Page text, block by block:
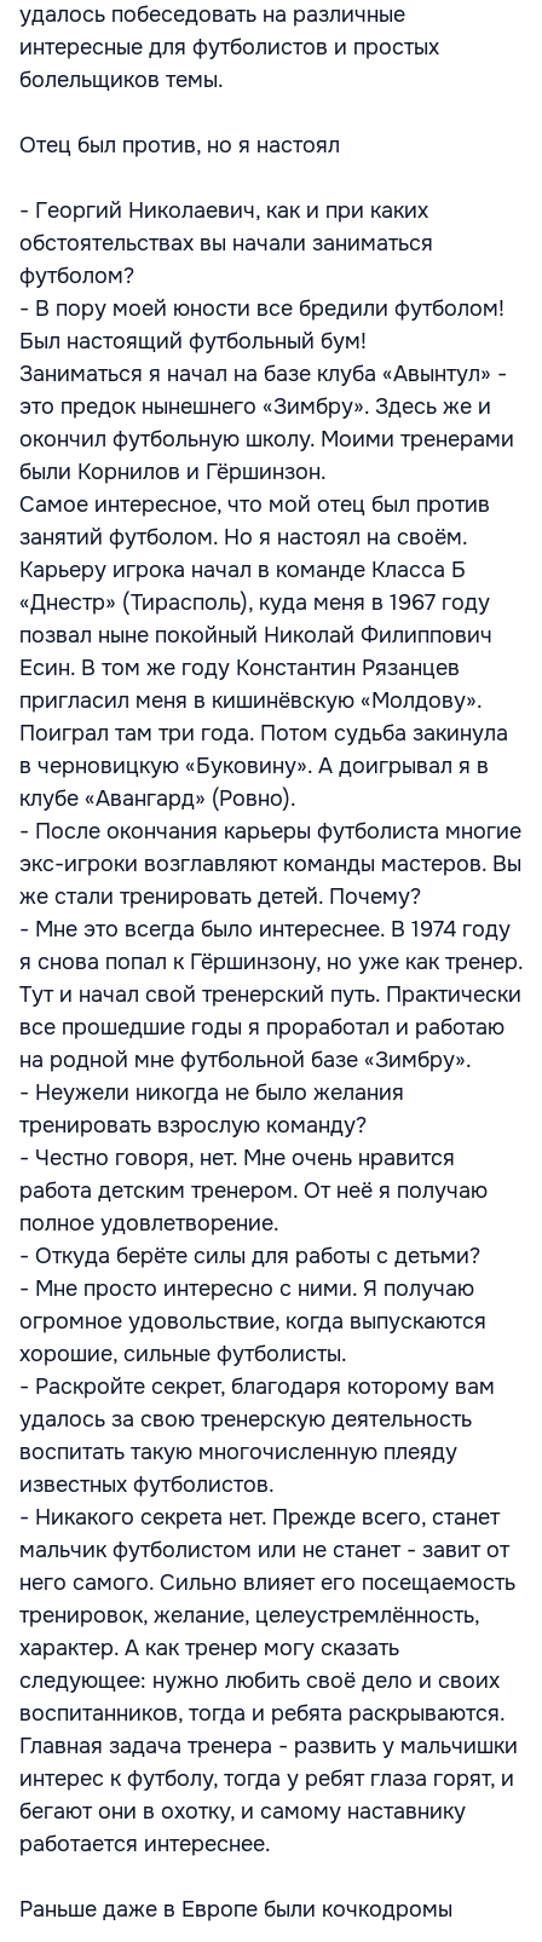
удалось побеседовать на различные
интересные для футболистов и простых
болельщиков темы.
Отец был против, но я настоял
- Георгий Николаевич, как и при каких
обстоятельствах вы начали заниматься
футболом?
- В пору моей юности все бредили футболом!
Был настоящий футбольный бум!
Заниматься я начал на базе клуба «Авынтул» -
это предок нынешнего «Зимбру». Здесь же и
окончил футбольную школу. Моими тренерами
были Корнилов и Гёршинзон.
Самое интересное, что мой отец был против
занятий футболом. Но я настоял на своём.
Карьеру игрока начал в команде Класса Б
«Днестр» (Тирасполь), куда меня в 1967 году
позвал ныне покойный Николай Филиппович
Есин. В том же году Константин Рязанцев
пригласил меня в кишинёвскую «Молдову».
Поиграл там три года. Потом судьба закинула
в черновицкую «Буковину». А доигрывал я в
клубе «Авангард» (Ровно).
- После окончания карьеры футболиста многие
экс-игроки возглавляют команды мастеров. Вы
же стали тренировать детей. Почему?
- Мне это всегда было интереснее. В 1974 году
я снова попал к Гёршинзону, но уже как тренер.
Тут и начал свой тренерский путь. Практически
все прошедшие годы я проработал и работаю
на родной мне футбольной базе «Зимбру».
- Неужели никогда не было желания
тренировать взрослую команду?
- Честно говоря, нет. Мне очень нравится
работа детским тренером. От неё я получаю
полное удовлетворение.
- Откуда берёте силы для работы с детьми?
- Мне просто интересно с ними. Я получаю
огромное удовольствие, когда выпускаются
хорошие, сильные футболисты.
- Раскройте секрет, благодаря которому вам
удалось за свою тренерскую деятельность
воспитать такую многочисленную плеяду
известных футболистов.
- Никакого секрета нет. Прежде всего, станет
мальчик футболистом или не станет - завит от
него самого. Сильно влияет его посещаемость
тренировок, желание, целеустремлённость,
характер. А как тренер могу сказать
следующее: нужно любить своё дело и своих
воспитанников, тогда и ребята раскрываются.
Главная задача тренера - развить у мальчишки
интерес к футболу, тогда у ребят глаза горят, и
бегают они в охотку, и самому наставнику
работается интереснее.
Раньше даже в Европе были кочкодромы